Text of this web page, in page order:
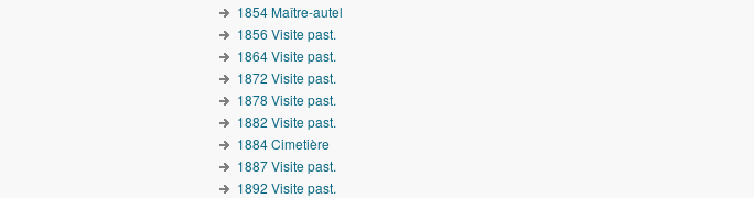
1854 Maître-autel
1856 Visite past.
1864 Visite past.
1872 Visite past.
1878 Visite past.
1882 Visite past.
1884 Cimetière
1887 Visite past.
1892 Visite past.